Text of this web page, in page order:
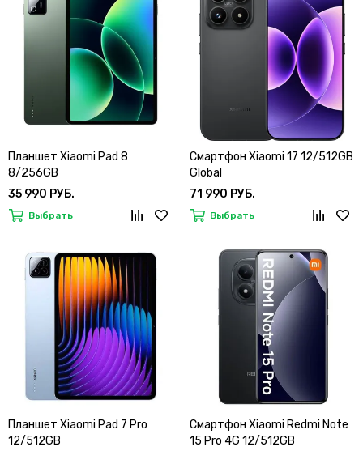
Планшет Xiaomi Pad 8
8/256GB
35 990 РУБ.
Выбрать
Смартфон Xiaomi 17 12/512GB
Global
71 990 РУБ.
Выбрать
Планшет Xiaomi Pad 7 Pro
12/512GB
Смартфон Xiaomi Redmi Note
15 Pro 4G 12/512GB